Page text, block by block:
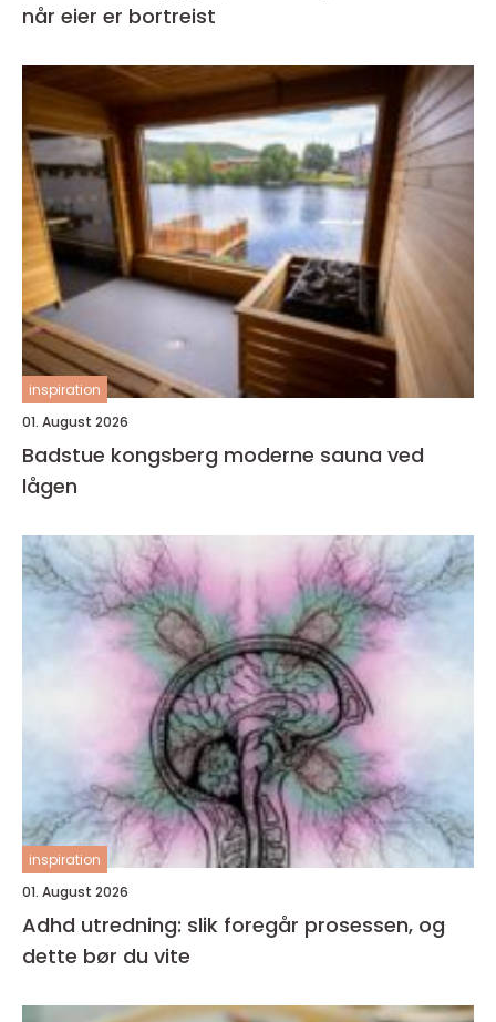
når eier er bortreist
inspiration
01. August 2026
Badstue kongsberg moderne sauna ved
lågen
inspiration
01. August 2026
Adhd utredning: slik foregår prosessen, og
dette bør du vite